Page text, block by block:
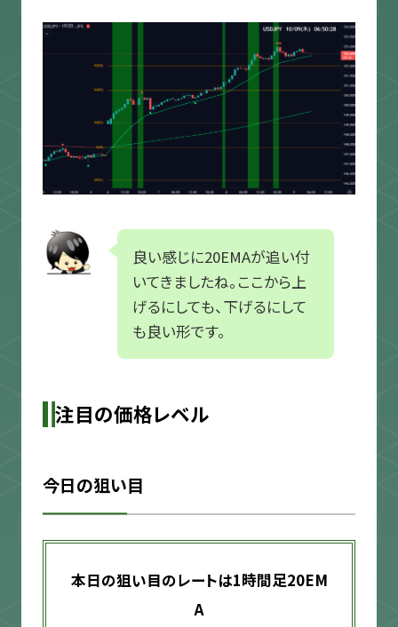
良い感じに20EMAが追い付
いてきましたね。ここから上
げるにしても、下げるにして
も良い形です。
注目の価格レベル
今日の狙い目
本日の狙い目のレートは1時間足20EM
A